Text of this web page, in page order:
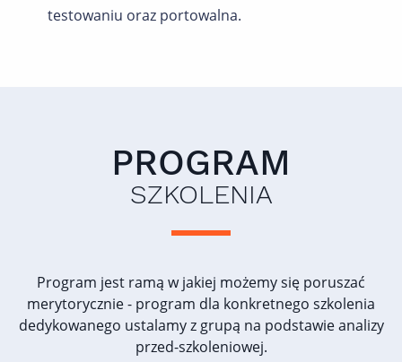
testowaniu oraz portowalna.
PROGRAM
SZKOLENIA
Program jest ramą w jakiej możemy się poruszać
merytorycznie - program dla konkretnego szkolenia
dedykowanego ustalamy z grupą na podstawie analizy
przed-szkoleniowej.